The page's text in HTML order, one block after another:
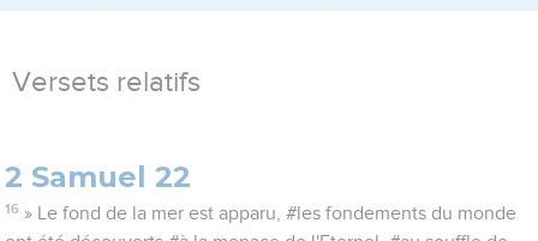
Versets relatifs
2 Samuel 22
16 » Le fond de la mer est apparu, #les fondements du monde